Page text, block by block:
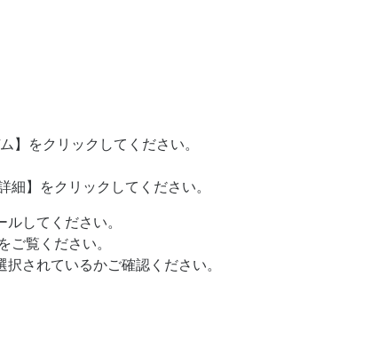
】をクリックしてください。
】をクリックしてください。
してください。
ご覧ください。
されているかご確認ください。